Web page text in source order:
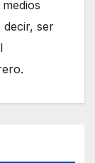
decir, ser